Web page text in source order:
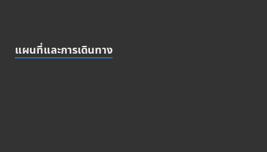
แผนที่และการเดินทาง